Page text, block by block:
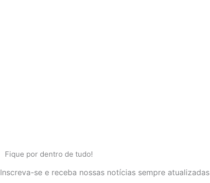
Fique por dentro de tudo!
Inscreva-se e receba nossas notícias sempre atualizadas